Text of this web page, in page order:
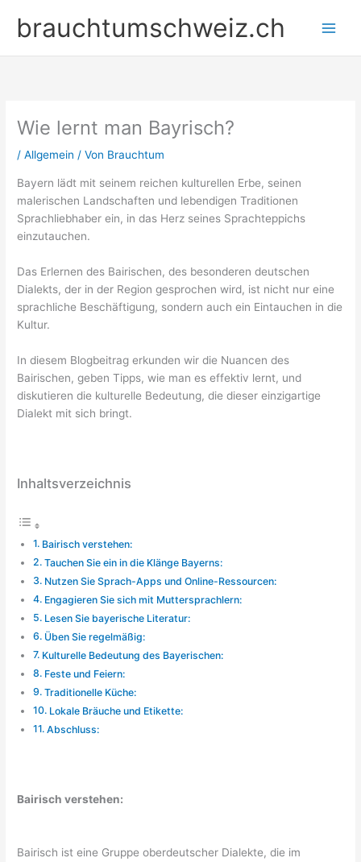
Inhaltbrauchtumschweiz.ch
Wie lernt man Bayrisch?
/Allgemein / Von Brauchtum
Bayern lädt mit seinem reichen kulturellen Erbe, seinen
malerischen Landschaften und lebendigen Traditionen
Sprachliebhaber ein, in das Herz seines Sprachteppichs
einzutauchen.
Das Erlernen des Bairischen, des besonderen deutschen
Dialekts, der in der Region gesprochen wird, ist nicht nur eine
sprachliche Beschäftigung, sondern auch ein Eintauchen in die
Kultur.
In diesem Blogbeitrag erkunden wir die Nuancen des
Bairischen, geben Tipps, wie man es effektiv lernt, und
diskutieren die kulturelle Bedeutung, die dieser einzigartige
Dialekt mit sich bringt.
Inhaltsverzeichnis
Bairisch verstehen:
Tauchen Sie ein in die Klänge Bayerns:
Nutzen Sie Sprach-Apps und Online-Ressourcen:
Engagieren Sie sich mit Muttersprachlern:
Lesen Sie bayerische Literatur:
Üben Sie regelmäßig:
Kulturelle Bedeutung des Bayerischen:
Feste und Feiern:
Traditionelle Küche:
Lokale Bräuche und Etikette:
Abschluss:
Bairisch verstehen:
Bairisch ist eine Gruppe oberdeutscher Dialekte, die im